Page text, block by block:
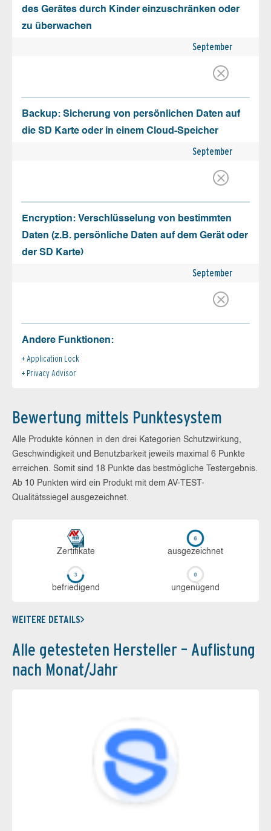
des Gerätes durch Kinder einzuschränken oder
zu überwachen
September
Backup: Sicherung von persönlichen Daten auf
die SD Karte oder in einem Cloud-Speicher
September
Encryption: Verschlüsselung von bestimmten
Daten (z.B. persönliche Daten auf dem Gerät oder
der SD Karte)
September
Andere Funktionen:
Application Lock
Privacy Advisor
Bewertung mittels Punktesystem
Alle Produkte können in den drei Kategorien Schutzwirkung,
Geschwindigkeit und Benutzbarkeit jeweils maximal 6 Punkte
erreichen. Somit sind 18 Punkte das bestmögliche Testergebnis.
Ab 10 Punkten wird ein Produkt mit dem AV-TEST-
Qualitätssiegel ausgezeichnet.
Zerti­fikate aus­ge­zeich­net
be­frie­di­gend un­ge­nü­gend
WEITERE DETAILS
Alle getesteten Hersteller – Auflistung
nach Monat/Jahr